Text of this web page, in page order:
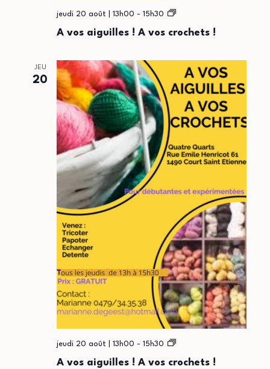
A vos aiguilles ! A vos crochets !
jeudi 20 août | 13h00 - 15h30
A
aiguilles
A
vos
crochets
!
JEU
20
A vos aiguilles ! A vos crochets !
jeudi 20 août | 13h00 - 15h30
A
aiguilles